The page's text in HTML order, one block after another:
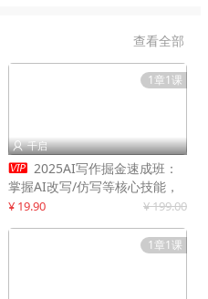
查看全部
1章1课
 千启
 2025AI写作掘金速成班：
掌握AI改写/仿写等核心技能，
实现单篇文案变现500+
¥ 19.90 ¥ 199.00
1章1课